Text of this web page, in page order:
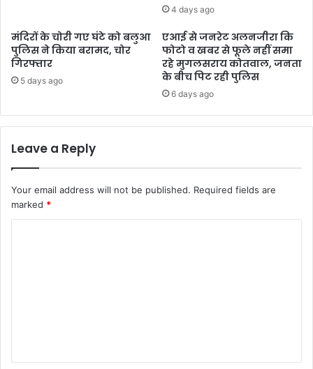
4 days ago
मंदिरों के चोरी गए घंटे को बलुआ
पुलिस ने किया बरामद, चोर
गिरफ्तार
5 days ago
एआई से जनरेट अलनजीरा कि
फोटो व खबर से फूले नहीं समा
रहे मुगलसराय कोतवाल, जनता
के बीच पिट रही पुलिस
6 days ago
Leave a Reply
Your email address will not be published. Required fields are
marked *